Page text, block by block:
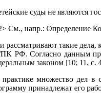
суды не являются
См., напр.: Определение
рассматривают такие дела,
РФ. Согласно данным
законом [10; 11, с.
множество дел в
принадлежат его